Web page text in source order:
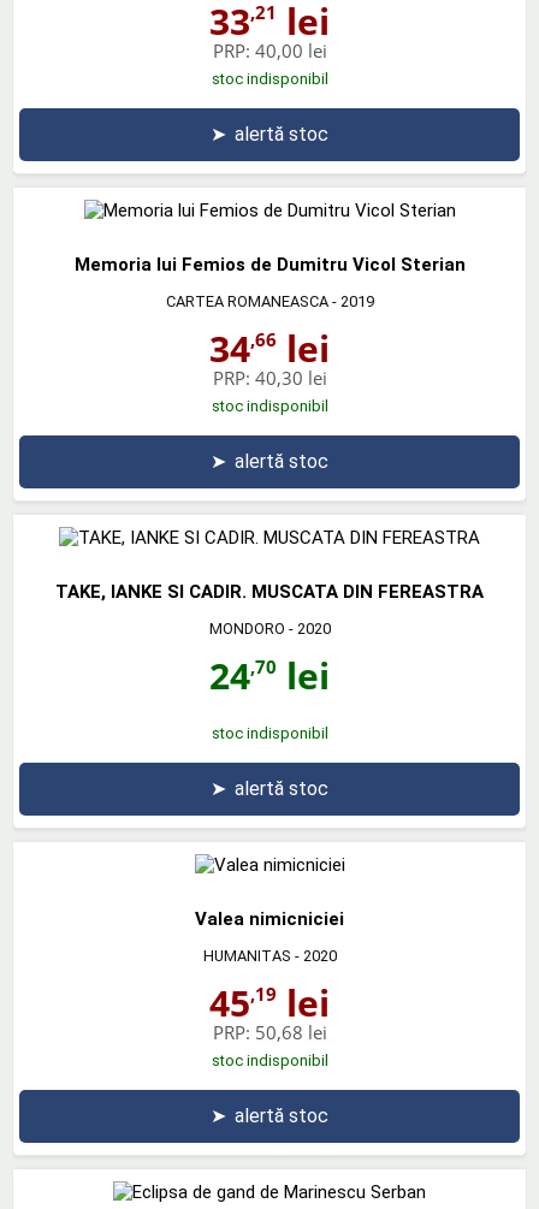
33,21 lei
PRP: 40,00 lei
stoc indisponibil
➤ alertă stoc
Memoria lui Femios de Dumitru Vicol Sterian
CARTEA ROMANEASCA- 2019
34,66 lei
PRP: 40,30 lei
stoc indisponibil
➤ alertă stoc
TAKE, IANKE SI CADIR. MUSCATA DIN FEREASTRA
MONDORO - 2020
24,70 lei
stoc indisponibil
➤ alertă stoc
Valea nimicniciei
HUMANITAS - 2020
45,19 lei
PRP: 50,68 lei
stoc indisponibil
➤ alertă stoc